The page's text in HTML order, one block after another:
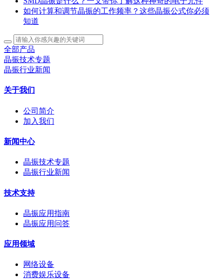
如何计算和调节晶振的工作频率？这些晶振公式你必须
知道
全部产品
晶振技术专题
晶振行业新闻
关于我们
公司简介
加入我们
新闻中心
晶振技术专题
晶振行业新闻
技术支持
晶振应用指南
晶振应用问答
应用领域
网络设备
消费娱乐设备